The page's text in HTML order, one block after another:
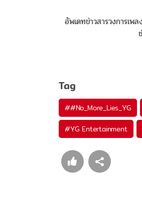
อัพเดทข่าวสารวงการเ
Tag
##No_More_Lies_YG
#YG Entertainment